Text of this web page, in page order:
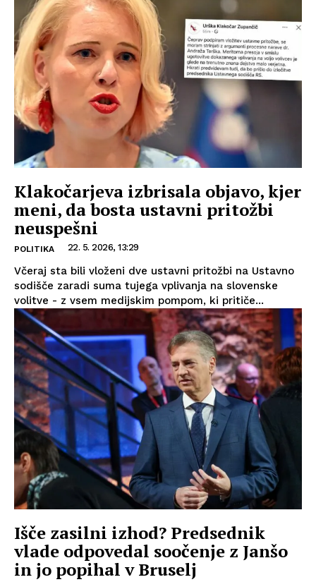
Klakočarjeva izbrisala objavo, kjer
meni, da bosta ustavni pritožbi
neuspešni
POLITIKA 22. 5. 2026, 13:29
Včeraj sta bili vloženi dve ustavni pritožbi na Ustavno
sodišče zaradi suma tujega vplivanja na slovenske
volitve - z vsem medijskim pompom, ki pritiče...
Išče zasilni izhod? Predsednik
vlade odpovedal soočenje z Janšo
in jo popihal v Bruselj